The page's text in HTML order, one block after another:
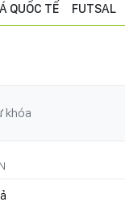
QUỐC TẾ FUTSAL